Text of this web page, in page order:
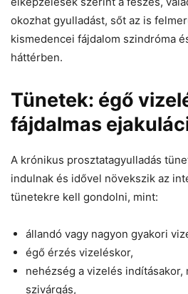
okozhat gyulladást, sőt az is
kismedencei fájdalom szindróma
háttérben.
Tünetek: égő
fájdalmas
A krónikus prosztatagyulladás
indulnak és idővel növekszik az
tünetekre kell gondolni, mint:
állandó vagy nagyon gyakori
égő érzés vizeléskor,
nehézség a vizelés indításakor,
szivárgás,